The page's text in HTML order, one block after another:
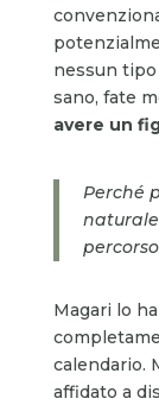
nessun
sano, fate
avere un
Perché
Magari lo
calendario.
affidato a